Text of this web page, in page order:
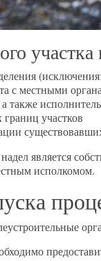
с местными
также
участков
является
исполкомом.